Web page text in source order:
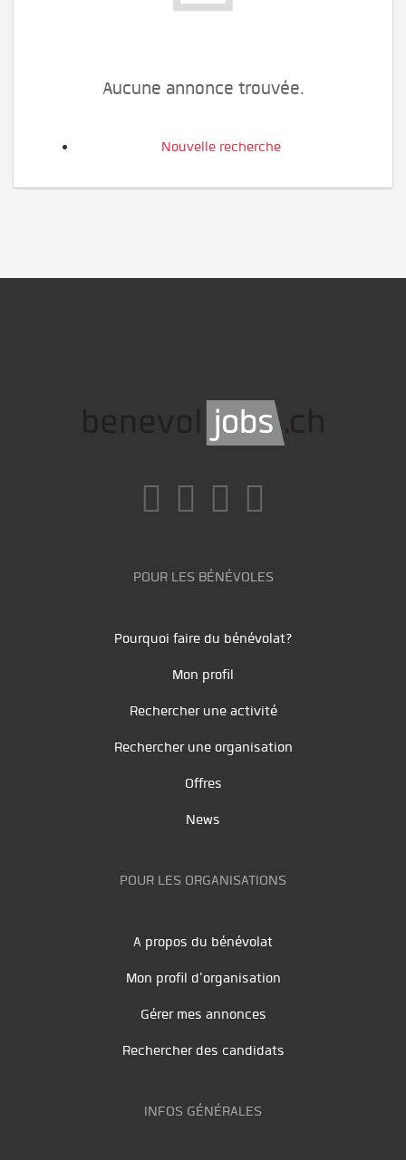
Aucune annonce trouvée.
Nouvelle recherche
POUR LES BÉNÉVOLES
Pourquoi faire du bénévolat?
Mon profil
Rechercher une activité
Rechercher une organisation
Offres
News
POUR LES ORGANISATIONS
A propos du bénévolat
Mon profil d'organisation
Gérer mes annonces
Rechercher des candidats
INFOS GÉNÉRALES